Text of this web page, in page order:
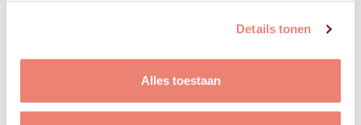
Details tonen
Alles toestaan